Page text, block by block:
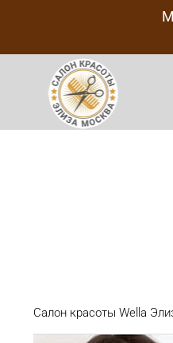
Салон красоты Wella